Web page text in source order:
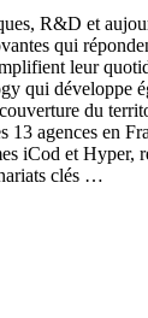
R&D et
qui
leur
qui développe
du
13 agences en
iCod et Hyper,
clés …